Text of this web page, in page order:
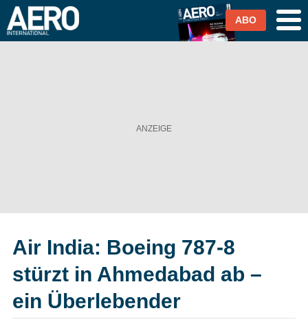
Magazin & Abo
ABO
Air India: Boeing 787-8
stürzt in Ahmedabad ab –
ein Überlebender